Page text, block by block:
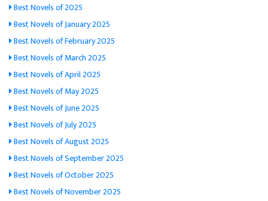
Best Novels of 2025
Best Novels of January 2025
Best Novels of February 2025
Best Novels of March 2025
Best Novels of April 2025
Best Novels of May 2025
Best Novels of June 2025
Best Novels of July 2025
Best Novels of August 2025
Best Novels of September 2025
Best Novels of October 2025
Best Novels of November 2025